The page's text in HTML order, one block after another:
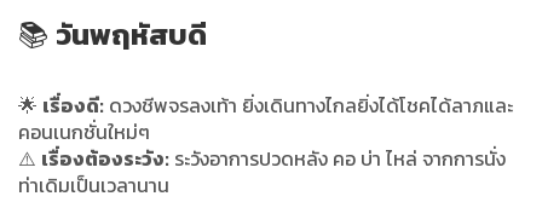
📚 วันพฤหัสบดี
🌟 เรื่องดี: ดวงชีพจรลงเท้า ยิ่งเดินทางไกลยิ่งได้โชคได้ลาภและ
คอนเนกชั่นใหม่ๆ
⚠️ เรื่องต้องระวัง: ระวังอาการปวดหลัง คอ บ่า ไหล่ จากการนั่ง
ท่าเดิมเป็นเวลานาน